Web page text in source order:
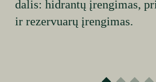
dalis: hidrantų įrengimas,
ir rezervuarų įrengimas.